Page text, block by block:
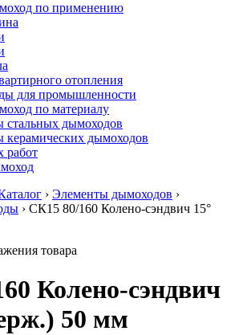
по применению
отопления
для промышленности
по материалу
стальных дымоходов
керамических дымоходов
работ
› Элементы дымоходов ›
› СК15 80/160 Колено-сэндвич 15°
Колено-сэндвич
50 мм